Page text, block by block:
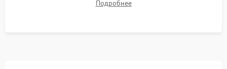
срабатывания системы автоматической оттайки.
Подробнее